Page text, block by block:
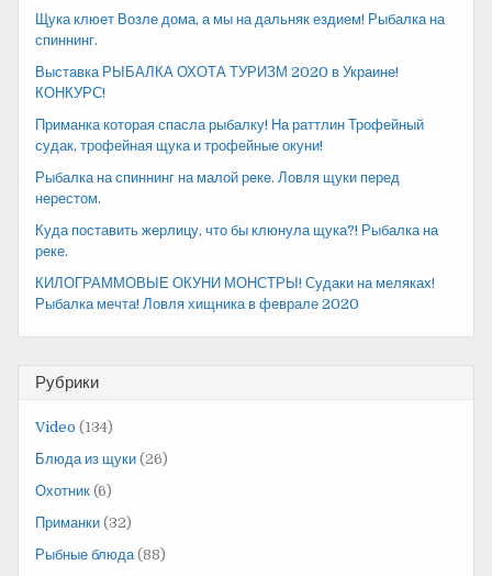
Щука клюет Возле дома, а мы на дальняк ездием! Рыбалка на
спиннинг.
Выставка РЫБАЛКА ОХОТА ТУРИЗМ 2020 в Украине!
КОНКУРС!
Приманка которая спасла рыбалку! На раттлин Трофейный
судак, трофейная щука и трофейные окуни!
Рыбалка на спиннинг на малой реке. Ловля щуки перед
нерестом.
Куда поставить жерлицу, что бы клюнула щука?! Рыбалка на
реке.
КИЛОГРАММОВЫЕ ОКУНИ МОНСТРЫ! Судаки на меляках!
Рыбалка мечта! Ловля хищника в феврале 2020
Рубрики
Video (134)
Блюда из щуки (26)
Охотник (6)
Приманки (32)
Рыбные блюда (88)